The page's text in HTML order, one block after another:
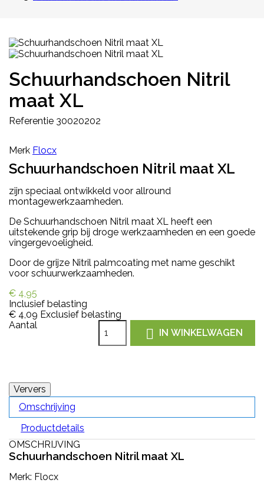
Schuurhandschoen Nitril
maat XL
Referentie 30020202
Merk Flocx
Schuurhandschoen Nitril maat XL
zijn speciaal ontwikkeld voor allround
montagewerkzaamheden.
De Schuurhandschoen Nitril maat XL heeft een
uitstekende grip bij droge werkzaamheden en een goede
vingergevoeligheid.
Door de grijze Nitril palmcoating met name geschikt
voor schuurwerkzaamheden.
€ 4,95
Inclusief belasting
€ 4,09 Exclusief belasting
Aantal
 IN WINKELWAGEN
Omschrijving
Productdetails
OMSCHRIJVING
Schuurhandschoen Nitril maat XL
Merk: Flocx